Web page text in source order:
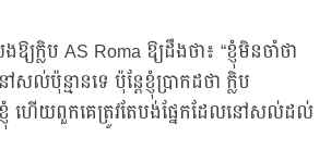
ក្លិប AS Roma ឱ្យដឹងថា៖ “ខ្ញុំមិនចាំថា
ល់ប៉ុន្មានទេ ប៉ុន្តែខ្ញុំប្រាកដថា ក្លិប
ញុំ ហើយពួកគេត្រូវតែបង់ផ្នែកដែលនៅសល់ដល់